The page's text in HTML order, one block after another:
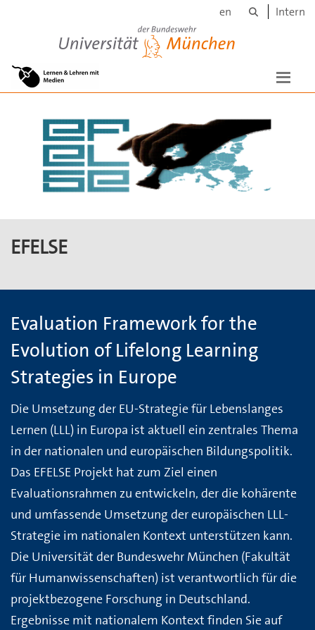
Universität der Bundeswehr München
en Intern
EFELSE
Evaluation Framework for the
Evolution of Lifelong Learning
Strategies in Europe
Die Umsetzung der EU-Strategie für Lebenslanges
Lernen (LLL) in Europa ist aktuell ein zentrales Thema
in der nationalen und europäischen Bildungspolitik.
Das EFELSE Projekt hat zum Ziel einen
Evaluationsrahmen zu entwickeln, der die kohärente
und umfassende Umsetzung der europäischen LLL-
Strategie im nationalen Kontext unterstützen kann.
Die Universität der Bundeswehr München (Fakultät
für Humanwissenschaften) ist verantwortlich für die
projektbezogene Forschung in Deutschland.
Ergebnisse mit nationalem Kontext finden Sie auf